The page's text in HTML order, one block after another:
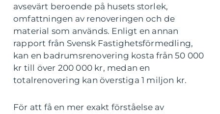
avsevärt beroende på husets storlek,
omfattningen av renoveringen och de
material som används. Enligt en annan
rapport från Svensk Fastighetsförmedling,
kan en badrumsrenovering kosta från 50 000
kr till över 200 000 kr, medan en
totalrenovering kan överstiga 1 miljon kr.
För att få en mer exakt förståelse av